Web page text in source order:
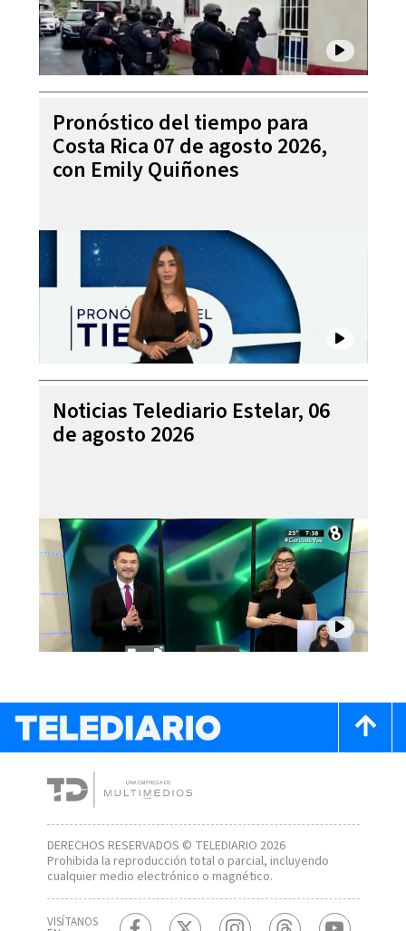
Pronóstico del tiempo para
Costa Rica 07 de agosto 2026,
con Emily Quiñones
Noticias Telediario Estelar, 06
de agosto 2026
DERECHOS RESERVADOS © TELEDIARIO 2026
Prohibida la reproducción total o parcial, incluyendo
cualquier medio electrónico o magnético.
VISÍTANOS